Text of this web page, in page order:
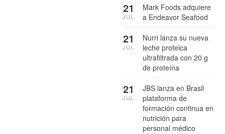
Mark Foods adquiere
a Endeavor Seafood
21
JUL
Nurri lanza su nueva
leche proteica
ultrafiltrada con 20 g
de proteína
21
JUL
JBS lanza en Brasil
plataforma de
formación continua en
nutrición para
personal médico
21
JUL